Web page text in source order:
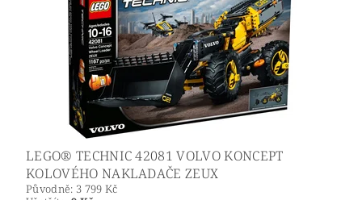
LEGO® TECHNIC 42081 VOLVO KONCEPT
KOLOVÉHO NAKLADAČE ZEUX
Původně: 3 799 Kč